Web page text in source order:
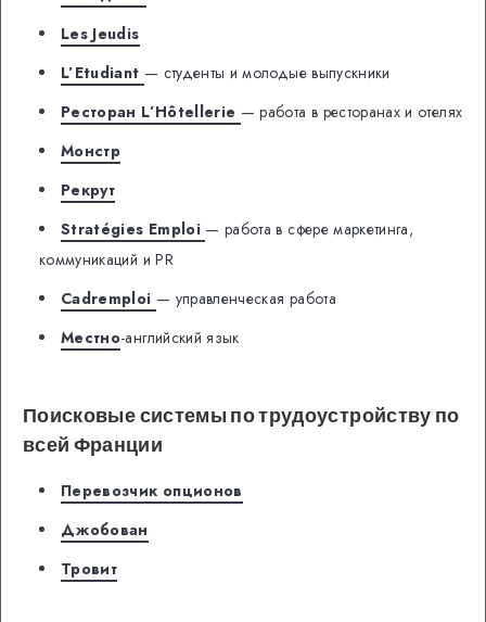
Les Jeudis
L’Etudiant — студенты и молодые выпускники
Ресторан L’Hôtellerie — работа в ресторанах и отелях
Монстр
Рекрут
Stratégies Emploi — работа в сфере маркетинга,
коммуникаций и PR
Cadremploi — управленческая работа
Местно-английский язык
Поисковые системы по трудоустройству по
всей Франции
Перевозчик опционов
Джобован
Тровит